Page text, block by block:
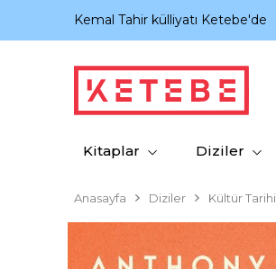
Kemal Tahir külliyatı Ketebe'de
Kitaplar Diziler
Anasayfa Diziler Kültür Tarihi